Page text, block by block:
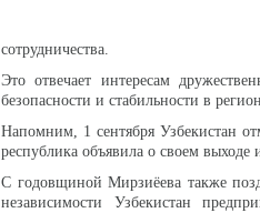
сотрудничества.
Это отвечает интересам
безопасности и стабильности в
Напомним, 1 сентября Узбекистан
республика объявила о своем выходе
С годовщиной Мирзиёева также
независимости Узбекистан